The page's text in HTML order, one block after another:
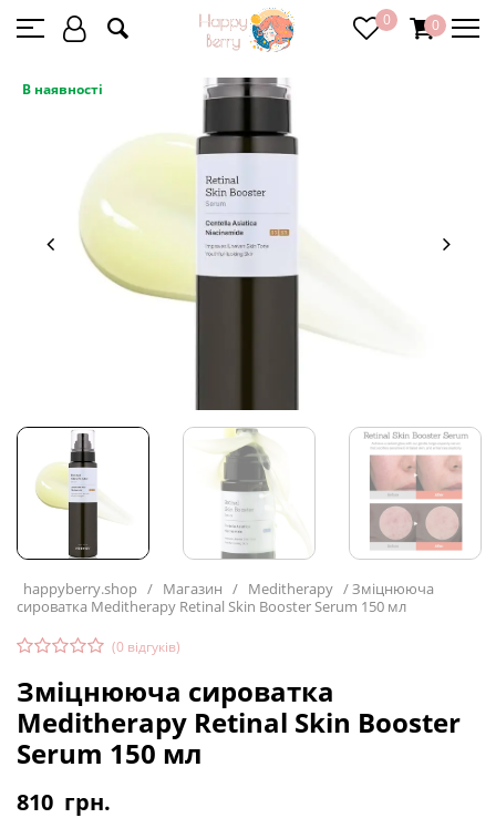
0 0
В наявності
happyberry.shop / Магазин / Meditherapy /Зміцнююча
сироватка Meditherapy Retinal Skin Booster Serum 150 мл
(0 відгуків)
Зміцнююча сироватка
Meditherapy Retinal Skin Booster
Serum 150 мл
810 грн.